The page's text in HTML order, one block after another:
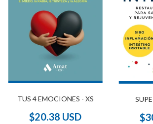
TUS 4 EMOCIONES - XS
$20.38 USD